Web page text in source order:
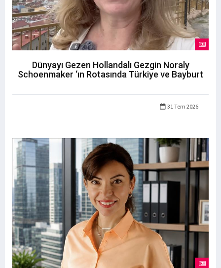
Dünyayı Gezen Hollandalı Gezgin Noraly
Schoenmaker ‘ın Rotasında Türkiye ve Bayburt
31 Tem 2026